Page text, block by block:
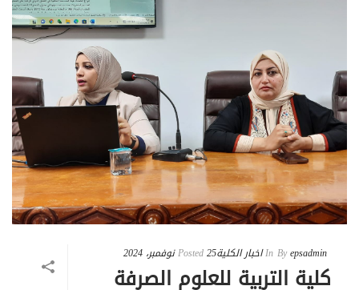
Byepsadmin
Inاخبار الكلية Posted25 نوفمبر، 2024
كلية التربية للعلوم الصرفة